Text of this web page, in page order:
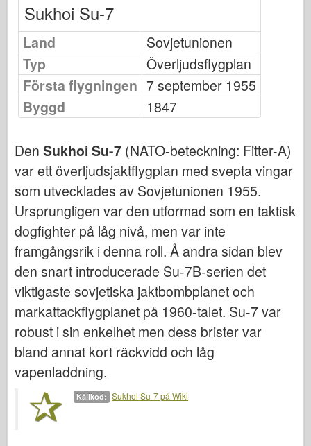
Ace Modeller
AFV-klubb
Airfix
Flygvapnet
AZ-modell
Svart hund
Cyber-Hobby
Dnepromodel (dnepromodel)
Dragon
Eduard
E.T. Modell
Fina mögel
Tapperhetskrafter
Friulmodel
Hasegawa
Heller (också)
IBG-modeller
Sukhoi Su-7
Land
Sovjetunionen
Typ
Överljudsflygplan
Första flygningen 7 september 1955
Byggd
1847
Den Sukhoi Su-7 (NATO-beteckning: Fitter-A)
var ett överljudsjaktflygplan med svepta vingar
som utvecklades av Sovjetunionen 1955.
Ursprungligen var den utformad som en taktisk
dogfighter på låg nivå, men var inte
framgångsrik i denna roll. Å andra sidan blev
den snart introducerade Su-7B-serien det
viktigaste sovjetiska jaktbombplanet och
markattackflygplanet på 1960-talet. Su-7 var
robust i sin enkelhet men dess brister var
bland annat kort räckvidd och låg
vapenladdning.
Källkod: Sukhoi Su-7 på Wiki